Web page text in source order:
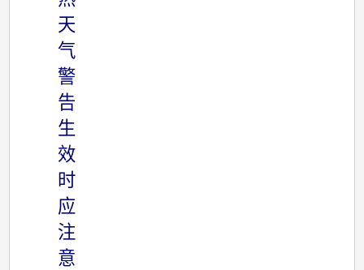
天
气
警
告
生
效
时
应
注
意